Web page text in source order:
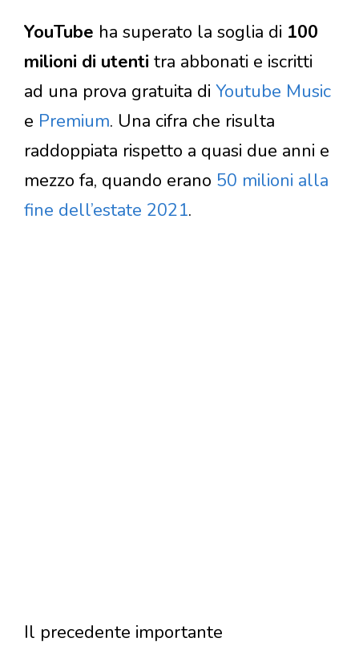
YouTube ha superato la soglia di 100
milioni di utenti tra abbonati e iscritti
ad una prova gratuita di Youtube Music
e Premium. Una cifra che risulta
raddoppiata rispetto a quasi due anni e
mezzo fa, quando erano 50 milioni alla
fine dell’estate 2021.
Il precedente importante